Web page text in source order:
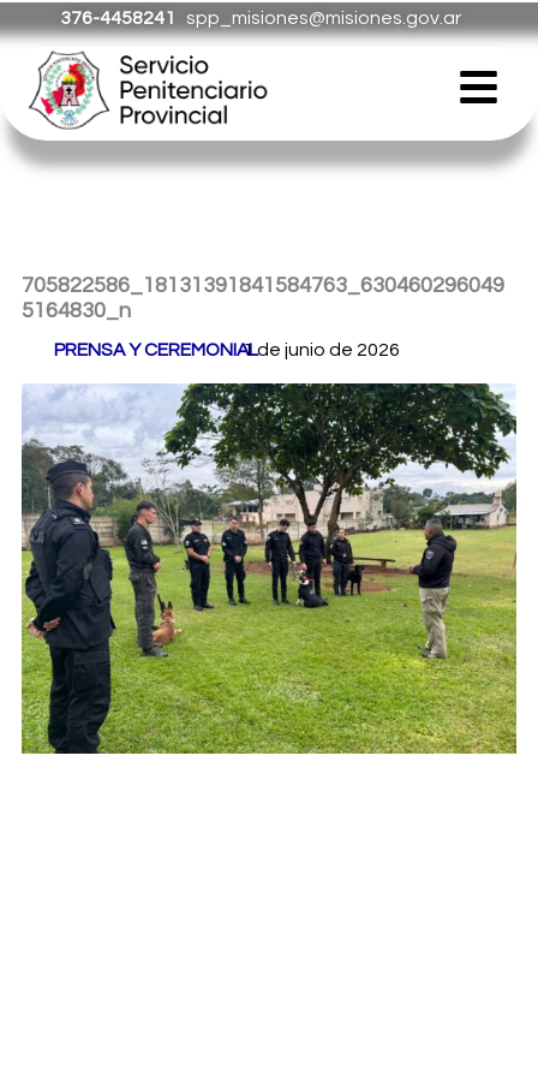
al
contenido
376-4458241 spp_misiones@misiones.gov.ar
705822586_18131391841584763_630460296049
5164830_n
PRENSA Y CEREMONIAL/
1 de junio de 2026